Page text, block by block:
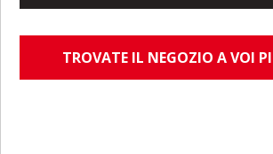
TROVATE IL NEGOZIO A VOI